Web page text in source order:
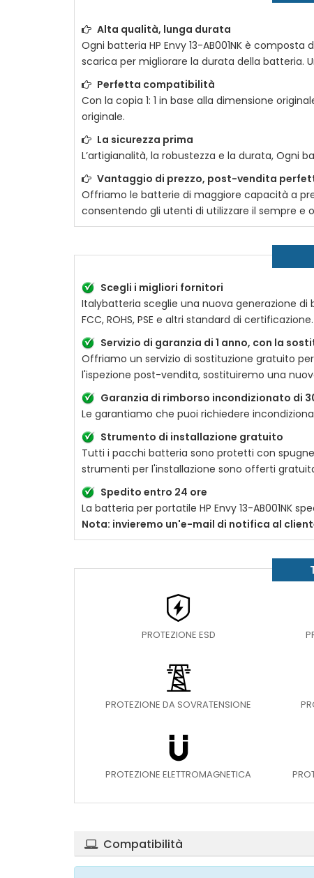
Alta qualità, lunga durata
Ogni batteria HP Envy 13-AB001NK è composta
scarica per migliorare la durata della batteria.
Perfetta compatibilità
Con la copia 1: 1 in base alla dimensione
originale.
La sicurezza prima
L’artigianalità, la robustezza e la durata, Ogni
Vantaggio di prezzo, post-vendita
Offriamo le batterie di maggiore capacità a
consentendo gli utenti di utilizzare il sempre
Scegli i migliori fornitori
Italybatteria sceglie una nuova generazione
FCC, ROHS, PSE e altri standard di
Servizio di garanzia di 1 anno, con la
Offriamo un servizio di sostituzione gratuito
l'ispezione post-vendita, sostituiremo una
Garanzia di rimborso incondizionato di
Le garantiamo che puoi richiedere
Strumento di installazione gratuito
Tutti i pacchi batteria sono protetti con
strumenti per l'installazione sono offerti
Spedito entro 24 ore
La batteria per portatile HP Envy 13-AB001NK
Nota: invieremo un'e-mail di notifica al
PROTEZIONE ESD
PROTEZIONE DA SOVRATENSIONE
PROTEZIONE ELETTROMAGNETICA
Compatibilità